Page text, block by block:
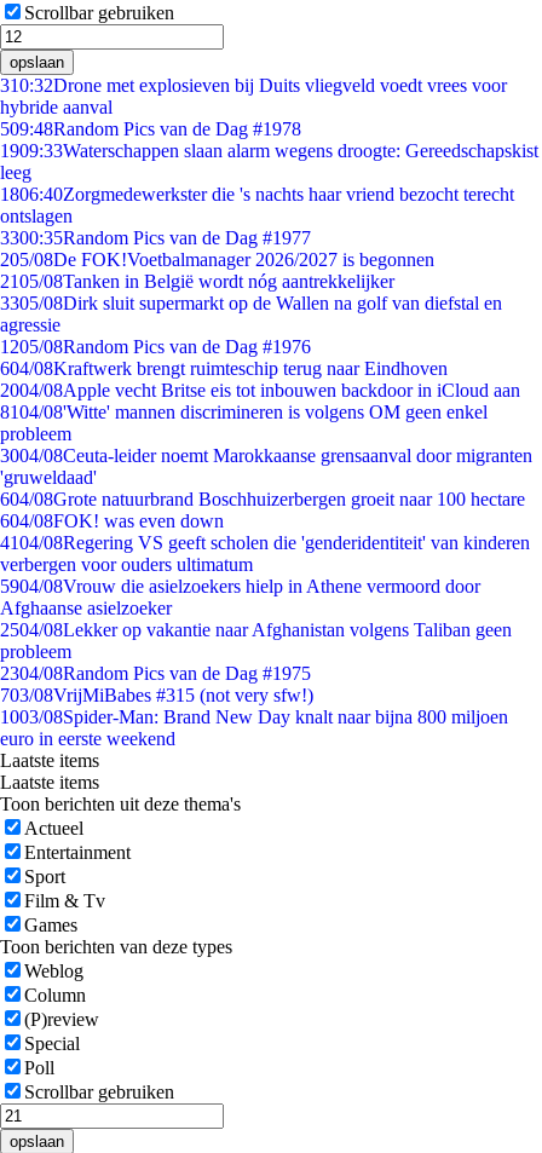
Scrollbar gebruiken
opslaan
310:32Drone met explosieven bij Duits vliegveld voedt vrees voor
hybride aanval
509:48Random Pics van de Dag #1978
1909:33Waterschappen slaan alarm wegens droogte: Gereedschapskist
leeg
1806:40Zorgmedewerkster die 's nachts haar vriend bezocht terecht
ontslagen
3300:35Random Pics van de Dag #1977
205/08De FOK!Voetbalmanager 2026/2027 is begonnen
2105/08Tanken in België wordt nóg aantrekkelijker
3305/08Dirk sluit supermarkt op de Wallen na golf van diefstal en
agressie
1205/08Random Pics van de Dag #1976
604/08Kraftwerk brengt ruimteschip terug naar Eindhoven
2004/08Apple vecht Britse eis tot inbouwen backdoor in iCloud aan
8104/08'Witte' mannen discrimineren is volgens OM geen enkel
probleem
3004/08Ceuta-leider noemt Marokkaanse grensaanval door migranten
'gruweldaad'
604/08Grote natuurbrand Boschhuizerbergen groeit naar 100 hectare
604/08FOK! was even down
4104/08Regering VS geeft scholen die 'genderidentiteit' van kinderen
verbergen voor ouders ultimatum
5904/08Vrouw die asielzoekers hielp in Athene vermoord door
Afghaanse asielzoeker
2504/08Lekker op vakantie naar Afghanistan volgens Taliban geen
probleem
2304/08Random Pics van de Dag #1975
703/08VrijMiBabes #315 (not very sfw!)
1003/08Spider-Man: Brand New Day knalt naar bijna 800 miljoen
euro in eerste weekend
Laatste items
Laatste items
Toon berichten uit deze thema's
Actueel
Entertainment
Sport
Film & Tv
Games
Toon berichten van deze types
Weblog
Column
(P)review
Special
Poll
Scrollbar gebruiken
opslaan